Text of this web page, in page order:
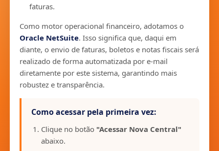
faturas.
Como motor operacional financeiro, adotamos o
Oracle NetSuite. Isso significa que, daqui em
diante, o envio de faturas, boletos e notas fiscais será
realizado de forma automatizada por e-mail
diretamente por este sistema, garantindo mais
robustez e transparência.
Como acessar pela primeira vez:
Clique no botão "Acessar Nova Central"
abaixo.